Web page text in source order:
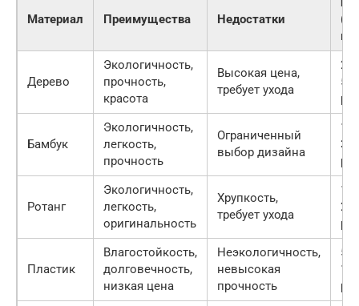
Материал Преимущества Недостатки
(за
Дерево
Экологичность,
прочность,
красота
Высокая цена,
требует ухода
Бамбук
Экологичность,
легкость,
прочность
Ограниченный
выбор дизайна
Ротанг
Экологичность,
легкость,
оригинальность
Хрупкость,
требует ухода
Пластик
Влагостойкость,
долговечность,
низкая цена
Неэкологичность,
невысокая
прочность